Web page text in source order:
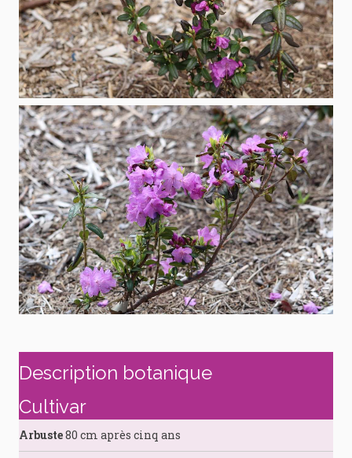
Description botanique
Cultivar
Arbuste80 cm après cinq ans